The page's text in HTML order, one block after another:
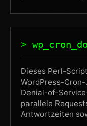
>
Dieses Perl-
WordPress-
Denial-of-
parallele
Antwortzeiten